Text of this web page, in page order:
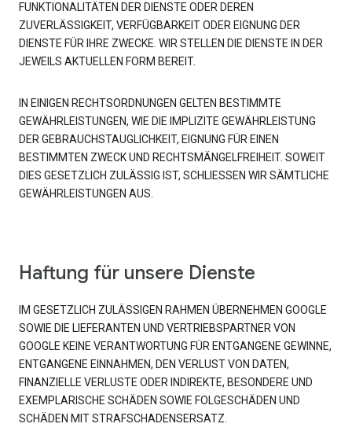
FUNKTIONALITÄTEN DER DIENSTE ODER DEREN
ZUVERLÄSSIGKEIT, VERFÜGBARKEIT ODER EIGNUNG DER
DIENSTE FÜR IHRE ZWECKE. WIR STELLEN DIE DIENSTE IN DER
JEWEILS AKTUELLEN FORM BEREIT.
IN EINIGEN RECHTSORDNUNGEN GELTEN BESTIMMTE
GEWÄHRLEISTUNGEN, WIE DIE IMPLIZITE GEWÄHRLEISTUNG
DER GEBRAUCHSTAUGLICHKEIT, EIGNUNG FÜR EINEN
BESTIMMTEN ZWECK UND RECHTSMÄNGELFREIHEIT. SOWEIT
DIES GESETZLICH ZULÄSSIG IST, SCHLIESSEN WIR SÄMTLICHE
GEWÄHRLEISTUNGEN AUS.
Haftung für unsere Dienste
IM GESETZLICH ZULÄSSIGEN RAHMEN ÜBERNEHMEN GOOGLE
SOWIE DIE LIEFERANTEN UND VERTRIEBSPARTNER VON
GOOGLE KEINE VERANTWORTUNG FÜR ENTGANGENE GEWINNE,
ENTGANGENE EINNAHMEN, DEN VERLUST VON DATEN,
FINANZIELLE VERLUSTE ODER INDIREKTE, BESONDERE UND
EXEMPLARISCHE SCHÄDEN SOWIE FOLGESCHÄDEN UND
SCHÄDEN MIT STRAFSCHADENSERSATZ.